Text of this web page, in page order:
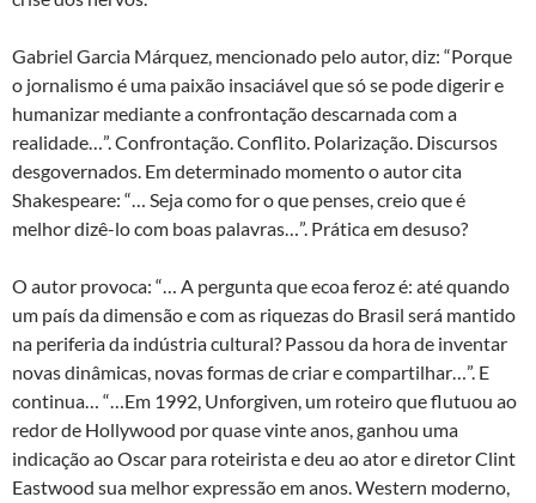
Gabriel Garcia Márquez, mencionado pelo autor, diz: “Porque
o jornalismo é uma paixão insaciável que só se pode digerir e
humanizar mediante a confrontação descarnada com a
realidade…”. Confrontação. Conflito. Polarização. Discursos
desgovernados. Em determinado momento o autor cita
Shakespeare: “… Seja como for o que penses, creio que é
melhor dizê-lo com boas palavras…”. Prática em desuso?
O autor provoca: “… A pergunta que ecoa feroz é: até quando
um país da dimensão e com as riquezas do Brasil será mantido
na periferia da indústria cultural? Passou da hora de inventar
novas dinâmicas, novas formas de criar e compartilhar…”. E
continua… “…Em 1992, Unforgiven, um roteiro que flutuou ao
redor de Hollywood por quase vinte anos, ganhou uma
indicação ao Oscar para roteirista e deu ao ator e diretor Clint
Eastwood sua melhor expressão em anos. Western moderno,